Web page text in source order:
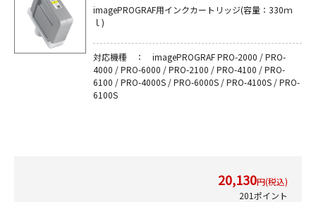
imagePROGRAF用インクカートリッジ(容量：330ｍ
ｌ)
対応機種 ： imagePROGRAF PRO-2000 / PRO-
4000 / PRO-6000 / PRO-2100 / PRO-4100 / PRO-
6100 / PRO-4000S / PRO-6000S / PRO-4100S / PRO-
6100S
20,130円(税込)
201ポイント